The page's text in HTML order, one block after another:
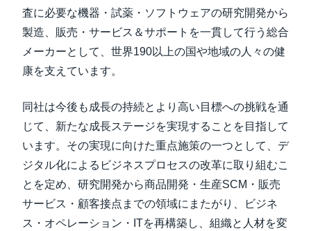
査に必要な機器・試薬・ソフトウェアの研究開発から
製造、販売・サービス＆サポートを一貫して行う総合
メーカーとして、世界190以上の国や地域の人々の健
康を支えています。
同社は今後も成長の持続とより高い目標への挑戦を通
じて、新たな成長ステージを実現することを目指して
います。その実現に向けた重点施策の一つとして、デ
ジタル化によるビジネスプロセスの改革に取り組むこ
とを定め、研究開発から商品開発・生産SCM・販売
サービス・顧客接点までの領域にまたがり、ビジネ
ス・オペレーション・ITを再構築し、組織と人材を変